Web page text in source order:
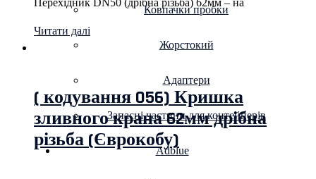
Ковпачки пробки
Жорстокий
Адаптери
Запасні частини для контейнерів
Adblue
Перехідник DN50 (дрібна різьба) 62мм – на
Читати далі
( кодування 056) Кришка
зливного крана 62мм дрібна
різьба (Єврокобу)